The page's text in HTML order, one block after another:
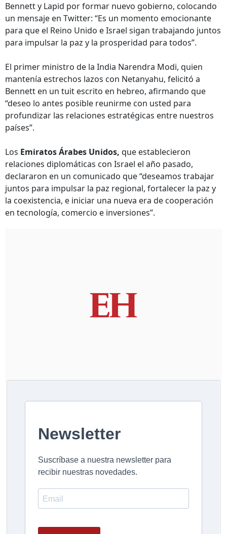
Bennett y Lapid por formar nuevo gobierno, colocando
un mensaje en Twitter: “Es un momento emocionante
para que el Reino Unido e Israel sigan trabajando juntos
para impulsar la paz y la prosperidad para todos”.
El primer ministro de la India Narendra Modi, quien
mantenía estrechos lazos con Netanyahu, felicitó a
Bennett en un tuit escrito en hebreo, afirmando que
“deseo lo antes posible reunirme con usted para
profundizar las relaciones estratégicas entre nuestros
países”.
Los Emiratos Árabes Unidos, que establecieron
relaciones diplomáticas con Israel el año pasado,
declararon en un comunicado que “deseamos trabajar
juntos para impulsar la paz regional, fortalecer la paz y
la coexistencia, e iniciar una nueva era de cooperación
en tecnología, comercio e inversiones”.